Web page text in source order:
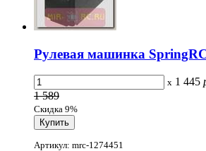
Рулевая машинка
x 1 445
1 589
Скидка 9%
Артикул: mrc-1274451